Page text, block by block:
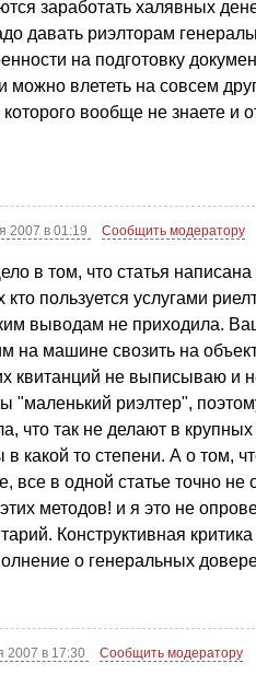
заработать халявных
давать риэлторам
на подготовку
влететь на совсем
вообще не знаете и
2007 в 01:19 Сообщить модератору
в том, что статья
пользуется услугами
выводам не приходила.
на машине свозить на
квитанций не выписываю и
"маленький риэлтер",
что так не делают в
какой то степени. А о том,
все в одной статье точно
методов! и я это не
Конструктивная
о генеральных
2007 в 17:30 Сообщить модератору